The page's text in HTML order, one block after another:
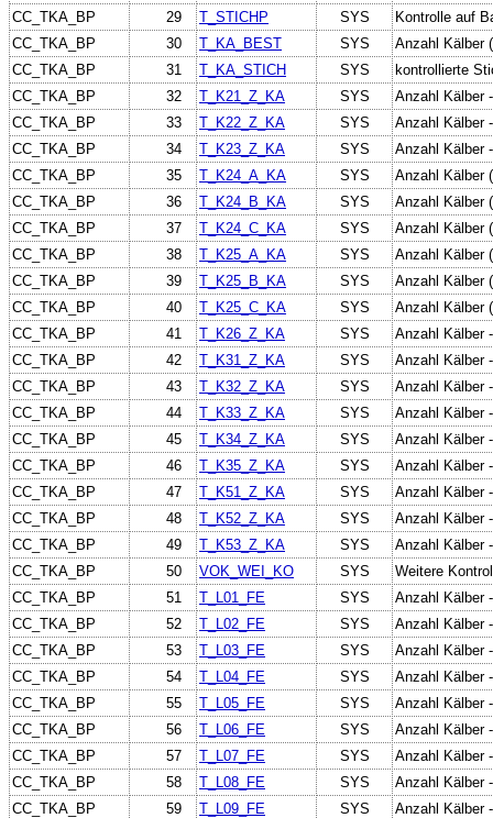
CC_TKA_BP
29 T_STICHP SYS
Kontrolle auf
CC_TKA_BP
30 T_KA_BEST SYS
Anzahl Kälber
CC_TKA_BP
31 T_KA_STICH SYS
kontrollierte
CC_TKA_BP
32 T_K21_Z_KA SYS
Anzahl Kälber
CC_TKA_BP
33 T_K22_Z_KA SYS
Anzahl Kälber
CC_TKA_BP
34 T_K23_Z_KA SYS
Anzahl Kälber
CC_TKA_BP
35 T_K24_A_KA SYS
Anzahl Kälber
CC_TKA_BP
36 T_K24_B_KA SYS
Anzahl Kälber
CC_TKA_BP
37 T_K24_C_KA SYS
Anzahl Kälber
CC_TKA_BP
38 T_K25_A_KA SYS
Anzahl Kälber
CC_TKA_BP
39 T_K25_B_KA SYS
Anzahl Kälber
CC_TKA_BP
40 T_K25_C_KA SYS
Anzahl Kälber
CC_TKA_BP
41 T_K26_Z_KA SYS
Anzahl Kälber
CC_TKA_BP
42 T_K31_Z_KA SYS
Anzahl Kälber
CC_TKA_BP
43 T_K32_Z_KA SYS
Anzahl Kälber
CC_TKA_BP
44 T_K33_Z_KA SYS
Anzahl Kälber
CC_TKA_BP
45 T_K34_Z_KA SYS
Anzahl Kälber
CC_TKA_BP
46 T_K35_Z_KA SYS
Anzahl Kälber
CC_TKA_BP
47 T_K51_Z_KA SYS
Anzahl Kälber
CC_TKA_BP
48 T_K52_Z_KA SYS
Anzahl Kälber
CC_TKA_BP
49 T_K53_Z_KA SYS
Anzahl Kälber
CC_TKA_BP
50 VOK_WEI_KO SYS
Weitere
CC_TKA_BP
51 T_L01_FE SYS
Anzahl Kälber
CC_TKA_BP
52 T_L02_FE SYS
Anzahl Kälber
CC_TKA_BP
53 T_L03_FE SYS
Anzahl Kälber
CC_TKA_BP
54 T_L04_FE SYS
Anzahl Kälber
CC_TKA_BP
55 T_L05_FE SYS
Anzahl Kälber
CC_TKA_BP
56 T_L06_FE SYS
Anzahl Kälber
CC_TKA_BP
57 T_L07_FE SYS
Anzahl Kälber
CC_TKA_BP
58 T_L08_FE SYS
Anzahl Kälber
CC_TKA_BP
59 T_L09_FE SYS
Anzahl Kälber